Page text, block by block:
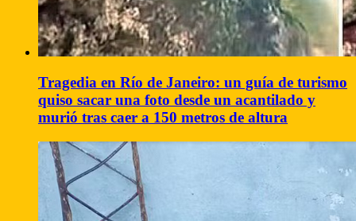
Tragedia en Río de Janeiro: un guía de turismo
quiso sacar una foto desde un acantilado y
murió tras caer a 150 metros de altura